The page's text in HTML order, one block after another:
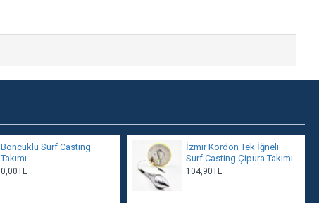
Boncuklu Surf Casting
Takımı
0,00TL
İzmir Kordon Tek İğneli
Surf Casting Çipura Takımı
104,90TL